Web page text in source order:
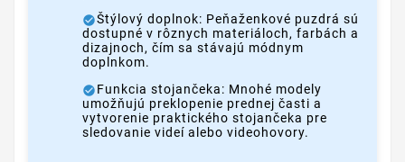
Štýlový doplnok: Peňaženkové puzdrá sú
dostupné v rôznych materiáloch, farbách a
dizajnoch, čím sa stávajú módnym
doplnkom.
Funkcia stojančeka: Mnohé modely
umožňujú preklopenie prednej časti a
vytvorenie praktického stojančeka pre
sledovanie videí alebo videohovory.